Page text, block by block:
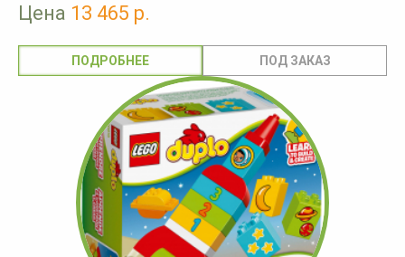
Цена 13 465 р.
ПОДРОБНЕЕ